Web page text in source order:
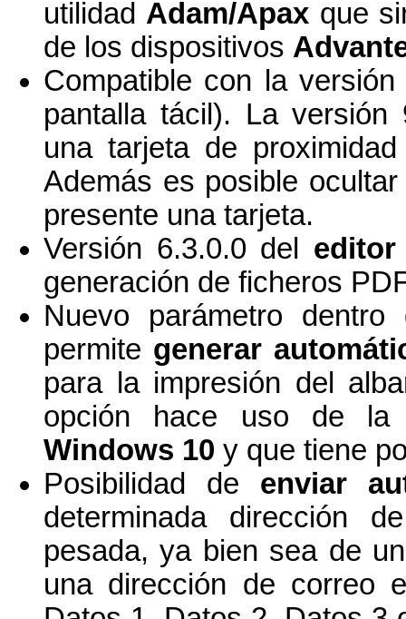
utilidad Adam/Apax que
de los dispositivos
Compatible con la
pantalla tácil). La versión
una tarjeta de
Además es posible
presente una tarjeta.
Versión 6.3.0.0 del editor
generación de ficheros
Nuevo parámetro
permite generar
para la impresión del
opción hace uso de la
Windows 10 y que tiene
Posibilidad de enviar
determinada dirección
pesada, ya bien sea de
una dirección de correo